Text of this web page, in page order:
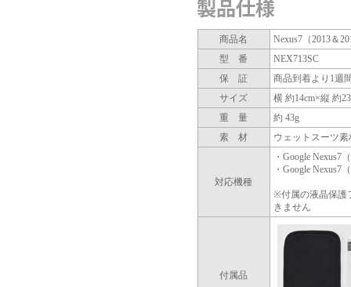
商品名
Nexus7（2013＆
型 番
NEX713SC
保 証
商品到着より1週
サイズ
横 約14cm×縦 約
重 量
約 43g
素 材
ウェットスーツ素
対応機種
・Google Nexus7
・Google Nexus7
※付属の液晶保護
きません
付属品